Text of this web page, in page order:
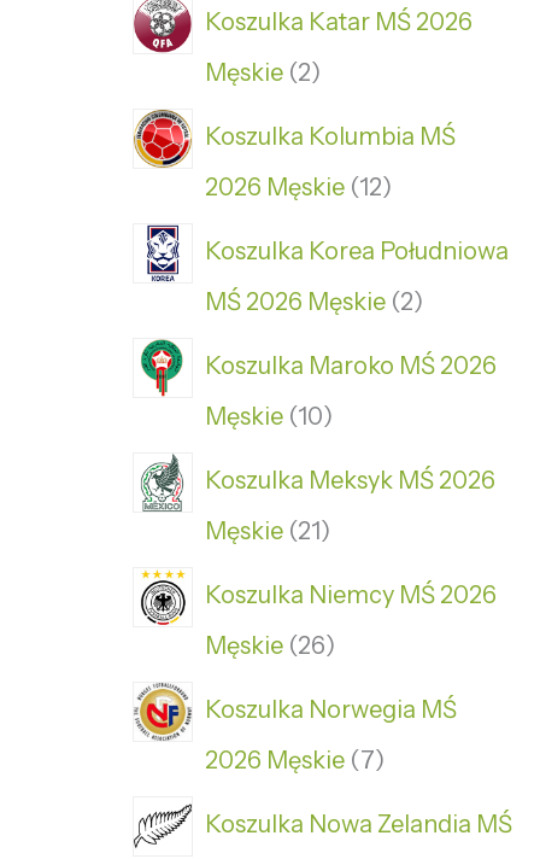
Koszulka Katar MŚ 2026
Męskie 2
Koszulka Kolumbia MŚ
2026 Męskie 12
Koszulka Korea Południowa
MŚ 2026 Męskie 2
Koszulka Maroko MŚ 2026
Męskie 10
Koszulka Meksyk MŚ 2026
Męskie 21
Koszulka Niemcy MŚ 2026
Męskie 26
Koszulka Norwegia MŚ
2026 Męskie 7
Koszulka Nowa Zelandia MŚ